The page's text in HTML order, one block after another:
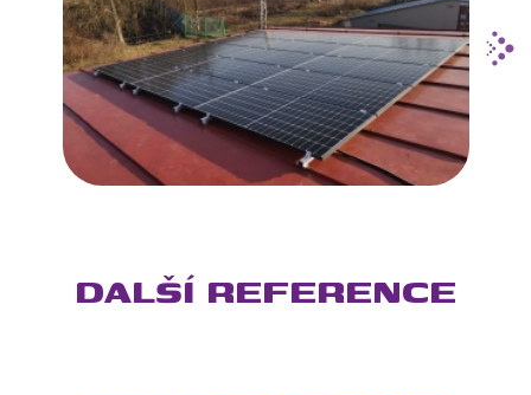
DALŠÍ REFERENCE